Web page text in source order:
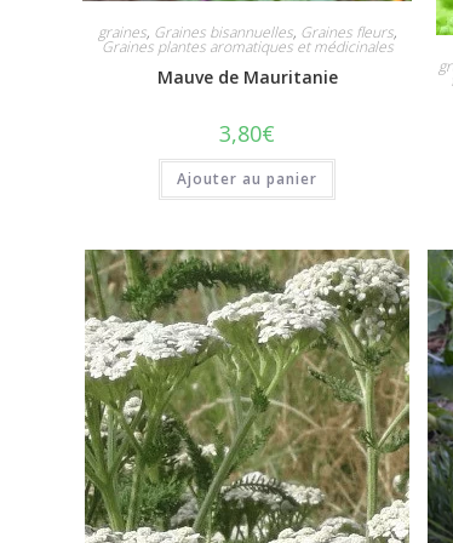
graines, Graines bisannuelles, Graines fleurs,
Graines plantes aromatiques et médicinales
Mauve de Mauritanie
3,80€
Ajouter au panier